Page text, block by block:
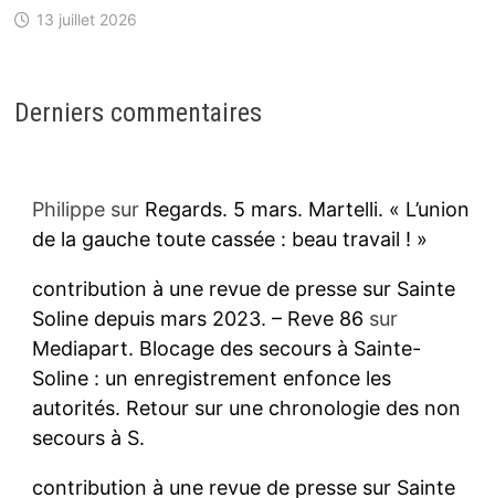
13 juillet 2026
Derniers commentaires
Philippesur Regards. 5 mars. Martelli. « L’union
de la gauche toute cassée : beau travail ! »
contribution à une revue de presse sur Sainte
Soline depuis mars 2023. – Reve 86 sur
Mediapart. Blocage des secours à Sainte-
Soline : un enregistrement enfonce les
autorités. Retour sur une chronologie des non
secours à S.
contribution à une revue de presse sur Sainte